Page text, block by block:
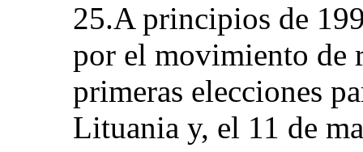
25.A principios de
por el movimiento de
primeras elecciones
Lituania y, el 11 de